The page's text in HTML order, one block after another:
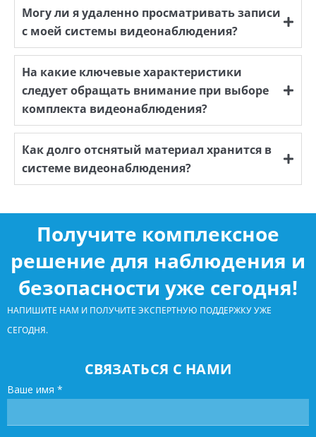
Могу ли я удаленно просматривать записи
с моей системы видеонаблюдения?
На какие ключевые характеристики
следует обращать внимание при выборе
комплекта видеонаблюдения?
Как долго отснятый материал хранится в
системе видеонаблюдения?
Получите комплексное
решение для наблюдения и
безопасности уже сегодня!
НАПИШИТЕ НАМ И ПОЛУЧИТЕ ЭКСПЕРТНУЮ ПОДДЕРЖКУ УЖЕ
СЕГОДНЯ.
СВЯЗАТЬСЯ С НАМИ
Ваше имя *